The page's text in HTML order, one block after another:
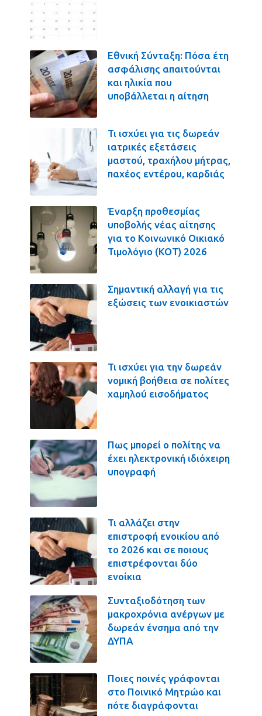
Εθνική Σύνταξη: Πόσα έτη
ασφάλισης απαιτούνται
και ηλικία που
υποβάλλεται η αίτηση
Τι ισχύει για τις δωρεάν
ιατρικές εξετάσεις
μαστού, τραχήλου μήτρας,
παχέος εντέρου, καρδιάς
Έναρξη προθεσμίας
υποβολής νέας αίτησης
για το Κοινωνικό Οικιακό
Τιμολόγιο (ΚΟΤ) 2026
Σημαντική αλλαγή για τις
εξώσεις των ενοικιαστών
Τι ισχύει για την δωρεάν
νομική βοήθεια σε πολίτες
χαμηλού εισοδήματος
Πως μπορεί ο πολίτης να
έχει ηλεκτρονική ιδιόχειρη
υπογραφή
Τι αλλάζει στην
επιστροφή ενοικίου από
το 2026 και σε ποιους
επιστρέφονται δύο
ενοίκια
Συνταξιοδότηση των
μακροχρόνια ανέργων με
δωρεάν ένσημα από την
ΔΥΠΑ
Ποιες ποινές γράφονται
στο Ποινικό Μητρώο και
πότε διαγράφονται